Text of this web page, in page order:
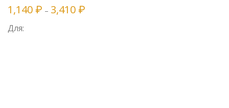
1,140 ₽ – 3,410 ₽
Для: